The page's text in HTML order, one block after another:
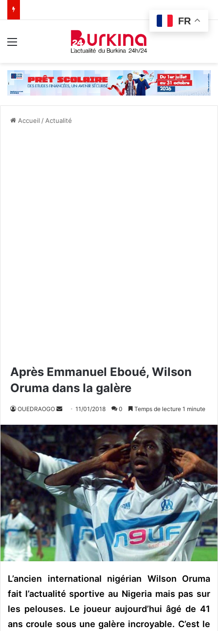
Accueil / Actualité
Après Emmanuel Eboué, Wilson
Oruma dans la galère
OUEDRAOGO
y
e
u
n
c
o
u
r
e
l
11/01/2018 0 Temps de lecture 1 minute
L’ancien international nigérian Wilson Oruma
fait l’actualité sportive au Nigeria mais pas sur
les pelouses. Le joueur aujourd’hui âgé de 41
ans croule sous une galère incroyable. C’est le
FR